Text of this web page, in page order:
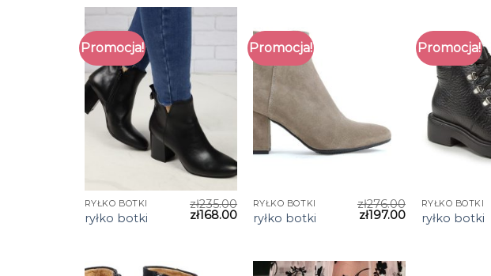
Promocja!
RYŁKO BOTKI
ryłko botki
zł235.00
zł168.00
Promocja!
RYŁKO BOTKI
ryłko botki
zł276.00
zł197.00
Promocja!
RYŁKO BOTKI
ryłko botki